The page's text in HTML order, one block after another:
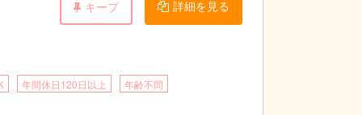
キープ 詳細を見る
年間休日120日以上 年齢不問